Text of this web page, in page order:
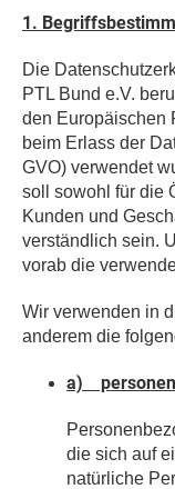
1.
Die
PTL Bund e.V.
den Europäischen
beim Erlass der
GVO) verwendet
soll sowohl für die
Kunden und
verständlich sein.
vorab die
Wir verwenden in
anderem die
a)
die sich auf
natürliche